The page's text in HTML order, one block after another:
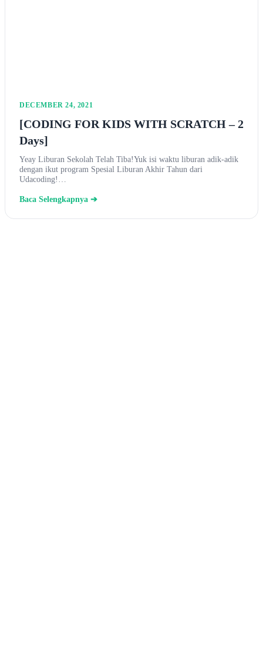
DECEMBER 24, 2021
[CODING FOR KIDS WITH SCRATCH – 2
Days]
Yeay Liburan Sekolah Telah Tiba!Yuk isi waktu liburan adik-adik
dengan ikut program Spesial Liburan Akhir Tahun dari
Udacoding!…
Baca Selengkapnya ➔